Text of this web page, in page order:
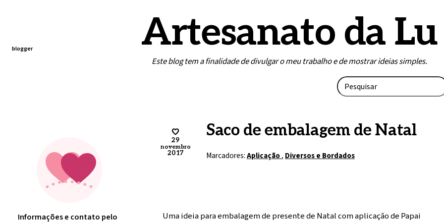
blogger Artesanato da Lu
Este blog tem a finalidade de divulgar o meu trabalho e de mostrar ideias simples.
Informações e contato pelo
Saco de embalagem de Natal
Marcadores:Aplicação, Diversos e Bordados
29
novembro
2017
Uma ideia para embalagem de presente de Natal com aplicação de Papai